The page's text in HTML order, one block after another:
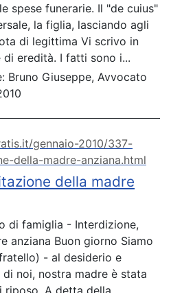
spese funerarie. Il "de cuius"
la figlia, lasciando agli
di legittima Vi scrivo in
eredità. I fatti sono i...
Bruno Giuseppe, Avvocato
della madre
gennaio-2010/337-
della-madre-anziana.html
di famiglia - Interdizione,
anziana Buon giorno Siamo
- al desiderio e
noi, nostra madre è stata